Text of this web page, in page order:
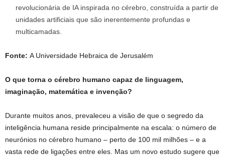
revolucionária de IA inspirada no cérebro, construída a partir de
unidades artificiais que são inerentemente profundas e
multicamadas.
Fonte: A Universidade Hebraica de Jerusalém
O que torna o cérebro humano capaz de linguagem,
imaginação, matemática e invenção?
Durante muitos anos, prevaleceu a visão de que o segredo da
inteligência humana reside principalmente na escala: o número de
neurónios no cérebro humano – perto de 100 mil milhões – e a
vasta rede de ligações entre eles. Mas um novo estudo sugere que